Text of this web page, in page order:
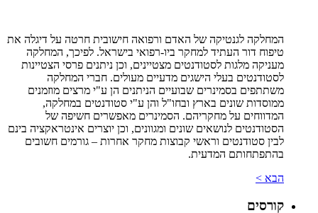
המחלקה לגנטיקה של האדם ורפואה חישובית חרטה על דיגלה את
טיפוח דור העתיד למחקר ביו-רפואי בישראל. לפיכך, המחלקה
מעניקה מלגות לסטודנטים מצטיינים, וכן ניתנים פרסי הצטיינות
לסטודנטים בעלי הישגים מדעיים מעולים. חברי המחלקה
משתתפים בסמינרים שבועיים הניתנים הן ע"י מרצים מוזמנים
ממוסדות שונים בארץ ובחו"ל והן ע"י סטודנטים במחלקה,
המדווחים על מחקריהם. הסמינרים מאפשרים חשיפה של
הסטודנטים לנושאים שונים ומגוונים, וכן יוצרים אינטראקציה בינם
לבין סטודנטים וראשי קבוצות מחקר אחרות – גורמים חשובים
בהתפתחותם המדעית.
הבא >
קורסים